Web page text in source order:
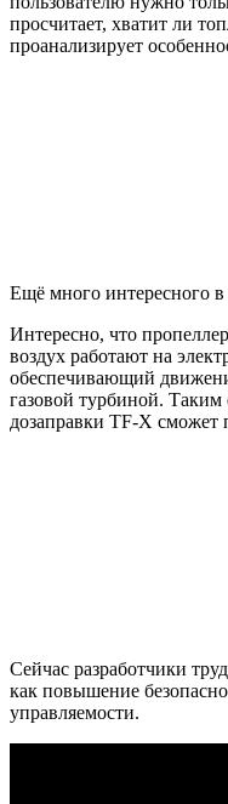
просчитает, хватит ли
проанализирует
Ещё много интересного
Интересно, что
воздух работают на
обеспечивающий
газовой турбиной. Таким
дозаправки TF-X сможет
Сейчас разработчики
как повышение
управляемости.